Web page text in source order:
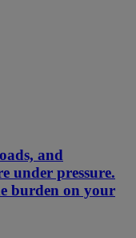
and
under pressure.
burden on your